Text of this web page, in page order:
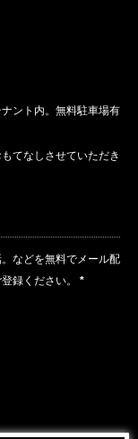
ント内。無料駐車場有
てなしさせていただき
などを無料でメール配
録ください。 *